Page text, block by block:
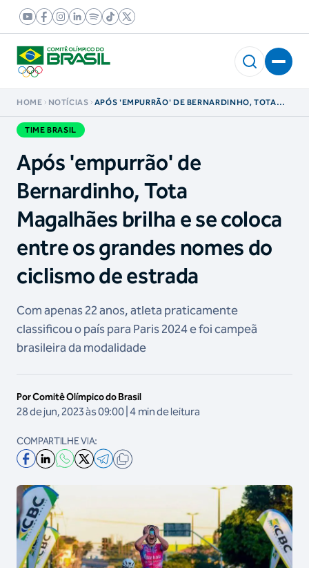
HOME NOTÍCIAS
APÓS 'EMPURRÃO' DE BERNARDINHO, TOTA
TIME BRASIL
Após 'empurrão' de
Bernardinho, Tota
Magalhães brilha e se coloca
entre os grandes nomes do
ciclismo de estrada
Com apenas 22 anos, atleta praticamente
classificou o país para Paris 2024 e foi campeã
brasileira da modalidade
Por Comitê Olímpico do Brasil
28 de jun, 2023 às 09:00 | 4 min de leitura
COMPARTILHE VIA: